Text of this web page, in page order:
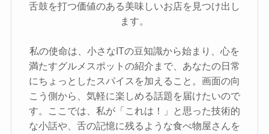
舌鼓を打つ価値のある美味しいお店を見つけ出し
ます。
私の使命は、小さなITの豆知識から始まり、心を
満たすグルメスポットの紹介まで、あなたの日常
にちょっとしたスパイスを加えること。画面の向
こう側から、気軽に楽しめる話題を届けたいので
す。ここでは、私が「これは！」と思った技術的
な小話や、舌の記憶に残るような食べ物屋さんを